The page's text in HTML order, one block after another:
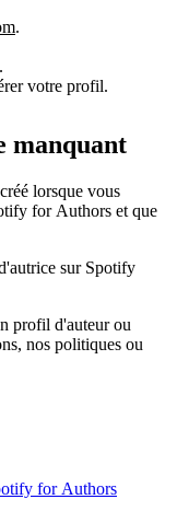
.
.
votre profil.
manquant
lorsque vous
for Authors et que
sur Spotify
profil d'auteur ou
nos politiques ou
for Authors